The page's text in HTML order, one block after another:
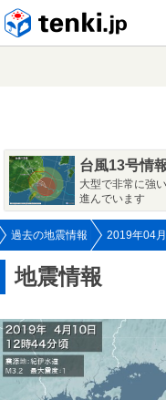
台風13号情
大型で非常に強
進んでいます
過去の地震情報 2019年04
地震情報